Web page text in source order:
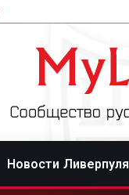
Новости Ливерпуля